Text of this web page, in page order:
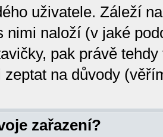
uživatele. Záleží
nimi naloží (v jaké
pak právě
zeptat na důvody
zařazení?